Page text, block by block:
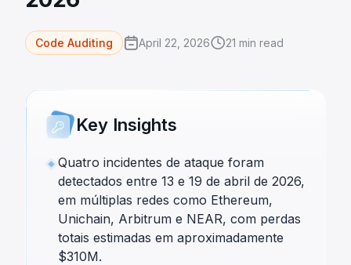
Code Auditing April 22, 2026 21 min read
Key Insights
Quatro incidentes de ataque foram
detectados entre 13 e 19 de abril de 2026,
em múltiplas redes como Ethereum,
Unichain, Arbitrum e NEAR, com perdas
totais estimadas em aproximadamente
$310M.